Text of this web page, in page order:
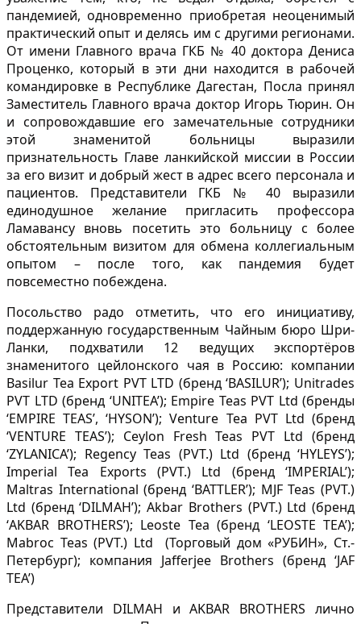
пандемией, одновременно приобретая неоценимый
практический опыт и делясь им с другими регионами.
От имени Главного врача ГКБ № 40 доктора Дениса
Проценко, который в эти дни находится в рабочей
командировке в Республике Дагестан, Посла принял
Заместитель Главного врача доктор Игорь Тюрин. Он
и сопровождавшие его замечательные сотрудники
этой знаменитой больницы выразили
признательность Главе ланкийской миссии в России
за его визит и добрый жест в адрес всего персонала и
пациентов. Представители ГКБ № 40 выразили
единодушное желание пригласить профессора
Ламавансу вновь посетить это больницу с более
обстоятельным визитом для обмена коллегиальным
опытом – после того, как пандемия будет
повсеместно побеждена.
Посольство радо отметить, что его инициативу,
поддержанную государственным Чайным бюро Шри-
Ланки, подхватили 12 ведущих экспортёров
знаменитого цейлонского чая в Россию: компании
Basilur Tea Export PVT LTD (бренд ‘BASILUR’); Unitrades
PVT LTD (бренд ‘UNITEA’); Empire Teas PVT Ltd (бренды
‘EMPIRE TEAS’, ‘HYSON’); Venture Tea PVT Ltd (бренд
‘VENTURE TEAS’); Ceylon Fresh Teas PVT Ltd (бренд
‘ZYLANICA’); Regency Teas (PVT.) Ltd (бренд ‘HYLEYS’);
Imperial Tea Exports (PVT.) Ltd (бренд ‘IMPERIAL’);
Maltras International (бренд ‘BATTLER’); MJF Teas (PVT.)
Ltd (бренд ‘DILMAH’); Akbar Brothers (PVT.) Ltd (бренд
‘AKBAR BROTHERS’); Leoste Tea (бренд ‘LEOSTE TEA’);
Mabroc Teas (PVT.) Ltd (Торговый дом «РУБИН», Ст.-
Петербург); компания Jafferjee Brothers (бренд ‘JAF
TEA’)
Представители DILMAH и AKBAR BROTHERS лично